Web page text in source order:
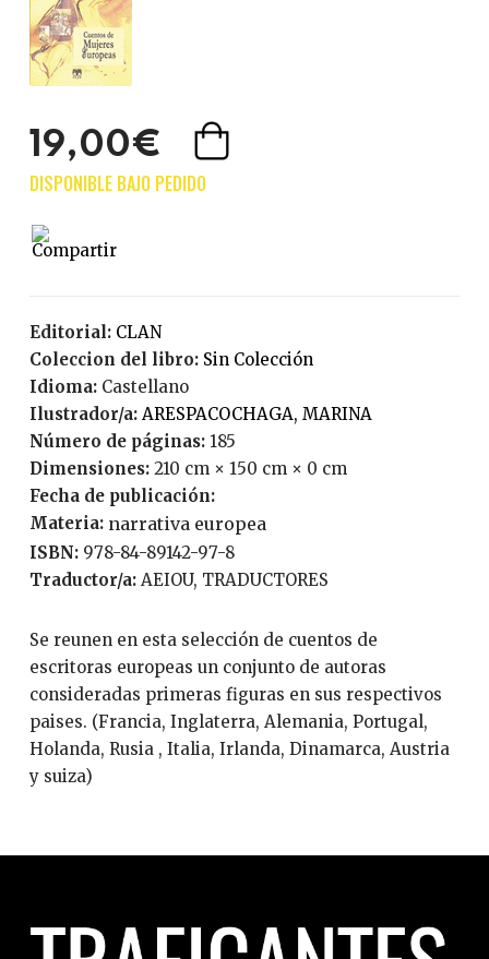
19,00€
Editorial:
CLAN
Coleccion del libro:
Sin Colección
Idioma:
Castellano
Ilustrador/a:
ARESPACOCHAGA, MARINA
Número de páginas: 185
Dimensiones: 210 cm × 150 cm × 0 cm
Fecha de publicación:
Materia: narrativa europea
ISBN:
978-84-89142-97-8
Traductor/a:
AEIOU, TRADUCTORES
Se reunen en esta selección de cuentos de
escritoras europeas un conjunto de autoras
consideradas primeras figuras en sus respectivos
paises. (Francia, Inglaterra, Alemania, Portugal,
Holanda, Rusia , Italia, Irlanda, Dinamarca, Austria
y suiza)